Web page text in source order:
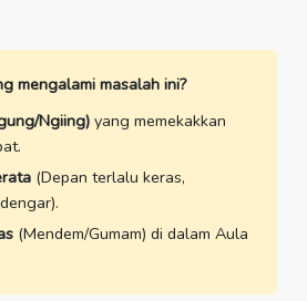
mengalami masalah ini?
Ngiing) yang memekakkan
(Depan terlalu keras,
(Mendem/Gumam) di dalam Aula